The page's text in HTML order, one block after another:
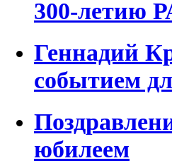
300-летию
Геннадий
событием
юбилеем